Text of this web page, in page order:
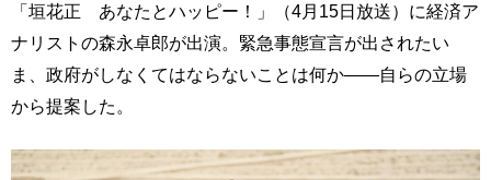
「垣花正 あなたとハッピー！」（4月15日放送）に経済ア
ナリストの森永卓郎が出演。緊急事態宣言が出されたい
ま、政府がしなくてはならないことは何か——自らの立場
から提案した。